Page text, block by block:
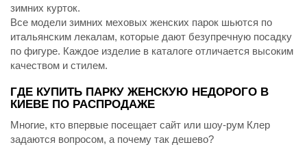
зимних курток.
Все модели зимних меховых женских парок шьются по
итальянским лекалам, которые дают безупречную посадку
по фигуре. Каждое изделие в каталоге отличается высоким
качеством и стилем.
ГДЕ КУПИТЬ ПАРКУ ЖЕНСКУЮ НЕДОРОГО В
КИЕВЕ ПО РАСПРОДАЖЕ
Многие, кто впервые посещает сайт или шоу-рум Клер
задаются вопросом, а почему так дешево?